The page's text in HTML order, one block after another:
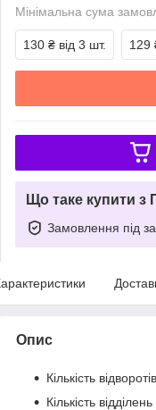
Мінімальна сума
130 ₴ від 3 шт. 129
Що таке купити з
Замовлення під
Опис
Кількість
Кількість